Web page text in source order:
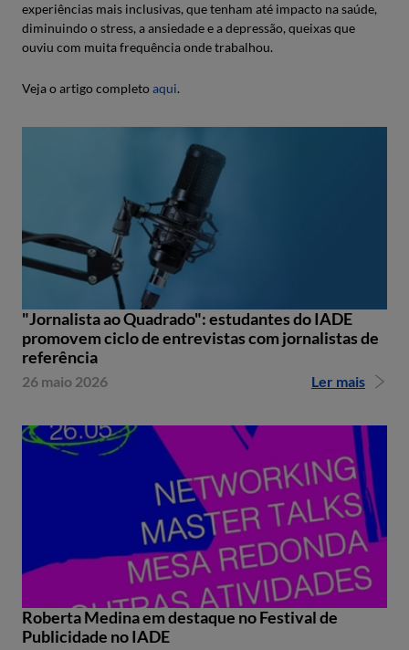
experiências mais inclusivas, que tenham até impacto na saúde,
diminuindo o stress, a ansiedade e a depressão, queixas que
ouviu com muita frequência onde trabalhou.
Veja o artigo completoaqui.
"Jornalista ao Quadrado": estudantes do IADE
promovem ciclo de entrevistas com jornalistas de
referência
26 maio 2026 Ler mais
Roberta Medina em destaque no Festival de
Publicidade no IADE